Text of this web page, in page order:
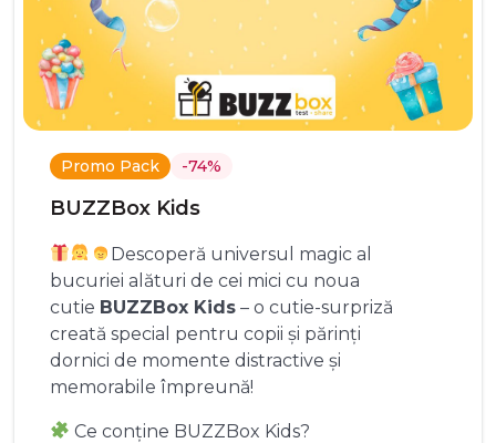
Promo Pack -74%
BUZZBox Kids
Descoperă universul magic al
bucuriei alături de cei mici cu noua
cutie BUZZBox Kids – o cutie-surpriză
creată special pentru copii și părinți
dornici de momente distractive și
memorabile împreună!
Ce conține BUZZBox Kids?